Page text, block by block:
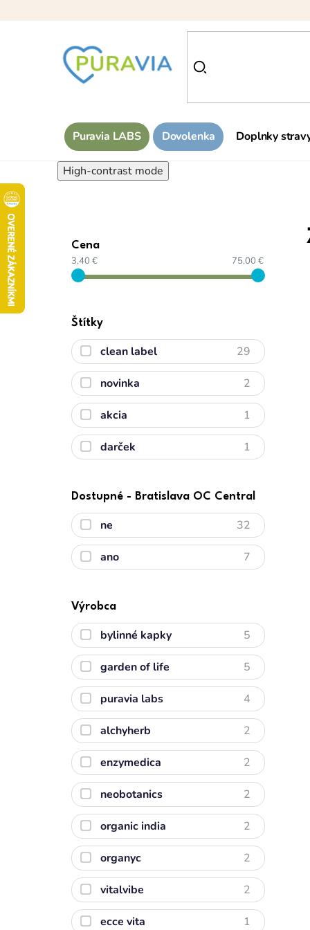
Puravia LABS Dovolenka Doplnky
High-contrast mode
Cena
3,40 € 75,00 €
Štítky
clean label 29
novinka 2
akcia 1
darček 1
Dostupné - Bratislava OC Central
ne 32
ano 7
Výrobca
bylinné kapky 5
garden of life 5
puravia labs 4
alchyherb 2
enzymedica 2
neobotanics 2
organic india 2
organyc 2
vitalvibe 2
ecce vita 1